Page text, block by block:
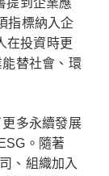
提到企業應
指標納入企
在投資時更
替社會、環
多永續發展
。隨著
、組織加入